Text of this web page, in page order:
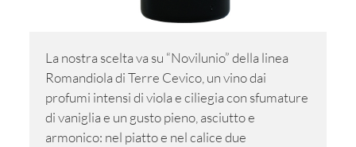
La nostra scelta va su “Novilunio” della linea
Romandiola di Terre Cevico, un vino dai
profumi intensi di viola e ciliegia con sfumature
di vaniglia e un gusto pieno, asciutto e
armonico: nel piatto e nel calice due